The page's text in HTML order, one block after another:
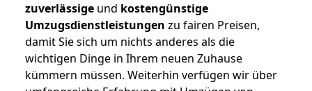
zuverlässige und kostengünstige
Umzugsdienstleistungen zu fairen Preisen,
damit Sie sich um nichts anderes als die
wichtigen Dinge in Ihrem neuen Zuhause
kümmern müssen. Weiterhin verfügen wir über